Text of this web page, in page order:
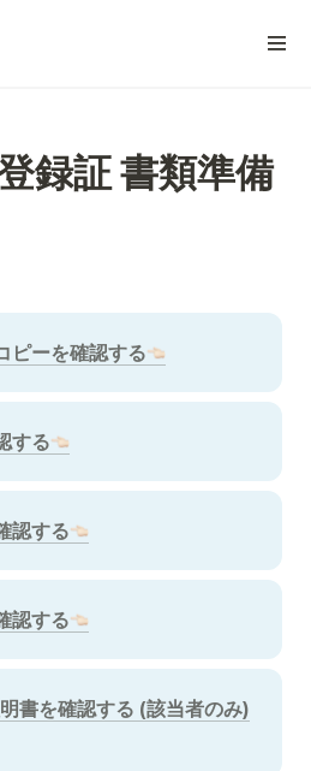
録証 書類準備
ピーを確認する
する
認する
認する
書を確認する (該当者のみ)